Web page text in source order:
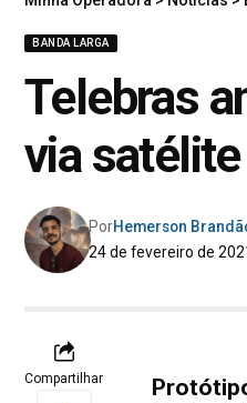
BANDA LARGA
Telebras
via
24 de fevereiro de
PorHemerson
Compartilhar